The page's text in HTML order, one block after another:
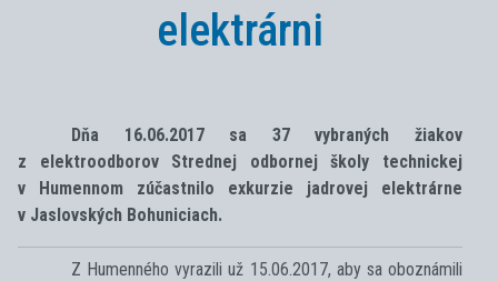
elektrárni
Dňa 16.06.2017 sa 37 vybraných žiakov
z elektroodborov Strednej odbornej školy technickej
v Humennom zúčastnilo exkurzie jadrovej elektrárne
v Jaslovských Bohuniciach.
Z Humenného vyrazili už 15.06.2017, aby sa oboznámili